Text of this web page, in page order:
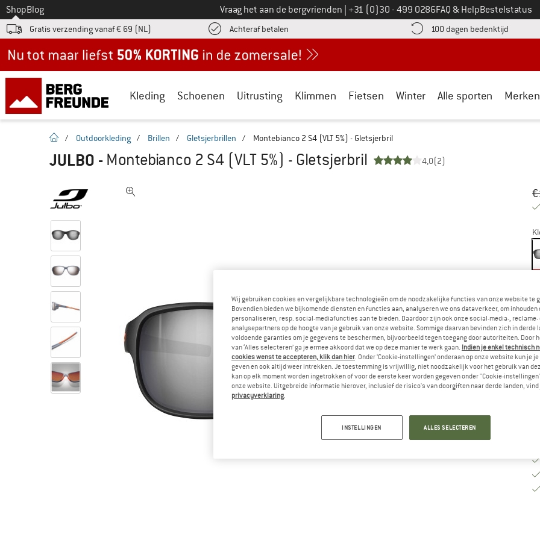
Naar
ShopBlog Vraag het aan de bergvrienden Bel ons op
+31 (0)30 - 499 0286FAQ & HelpBestelstatus
Gratis verzending vanaf € 69 (NL) Achteraf betalen vind de betalingsinformatie hier! Opent in een infovak
100 dagen bedenktijd Vind
Kleding Schoenen Uitrusting Klimmen Fietsen Winter Alle sporten Merken
Startpagina
/ Outdoorkleding / Brillen / Gletsjerbrillen / Montebianco 2 S4 (VLT 5%) - Gletsjerbril
JULBO - Montebianco 2 S4 (VLT 5%) - Gletsjerbril 4,0(2)
€
Wij gebruiken cookies en vergelijkbare technologieën om de noodzakelijke functies van onze website te
Bovendien bieden we bijkomende diensten en functies aan, analyseren we ons dataverkeer, om inhouden
personaliseren, resp. social-mediafuncties aan te bieden. Daardoor zijn ook onze social-media-, reclame-
analysepartners op de hoogte van je gebruik van onze website. Sommige daarvan bevinden zich in derde
voldoende garanties om je gegevens te beschermen, bijvoorbeeld tegen toegang door autoriteiten. Door
van ‘Alles selecteren’ ga je ermee akkoord dat we op deze manier te werk gaan. Indien je enkel technisch
cookies wenst te accepteren, klik dan hier. Onder ‘Cookie-instellingen’ onderaan op onze website kun je
geven en ook altijd weer intrekken. Je toestemming is vrijwillig, niet noodzakelijk voor het gebruik van
kan op elk moment worden ingetrokken of voor de eerste keer worden gegeven onder "Cookie-
onze website. Uitgebreide informatie hierover, inclusief de risico's van doorgiften naar derde landen, vind
privacyverklaring.
INSTELLINGEN ALLES SELECTEREN